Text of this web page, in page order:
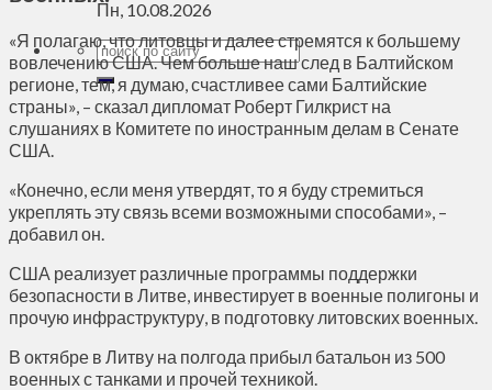
Пн, 10.08.2026
«Я полагаю, что литовцы и далее стремятся к большему
вовлечению США. Чем больше наш след в Балтийском
регионе, тем, я думаю, счастливее сами Балтийские
страны», – сказал дипломат Роберт Гилкрист на
слушаниях в Комитете по иностранным делам в Сенате
США.
«Конечно, если меня утвердят, то я буду стремиться
укреплять эту связь всеми возможными способами», –
добавил он.
США реализует различные программы поддержки
безопасности в Литве, инвестирует в военные полигоны и
прочую инфраструктуру, в подготовку литовских военных.
В октябре в Литву на полгода прибыл батальон из 500
военных с танками и прочей техникой.